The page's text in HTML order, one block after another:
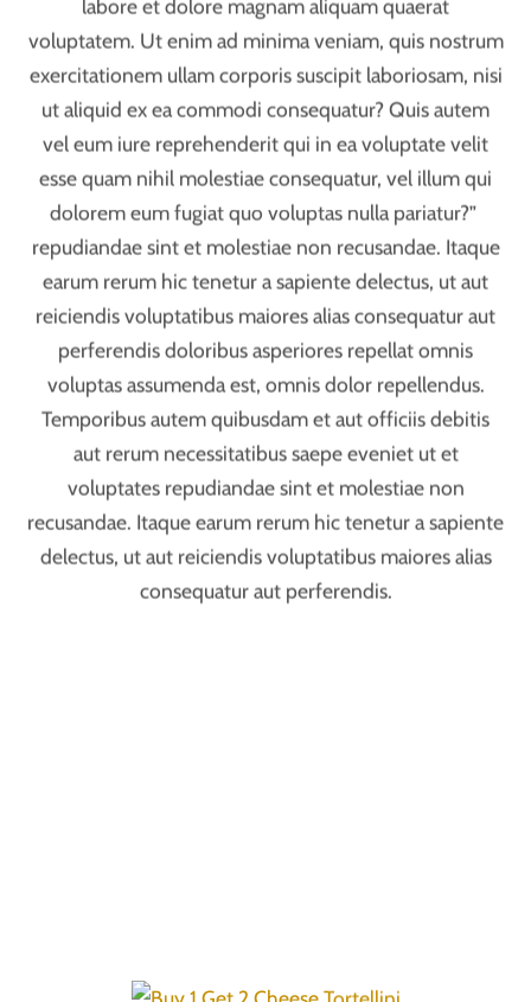
perferendis doloribus asperiores repellat omnis
voluptas assumenda est, omnis dolor repellendus.
Temporibus autem quibusdam et aut officiis debitis
aut rerum necessitatibus saepe eveniet ut et
voluptates repudiandae sint et molestiae non
recusandae. Itaque earum rerum hic tenetur a sapiente
delectus, ut aut reiciendis voluptatibus maiores alias
consequatur aut perferendis.
JULY
24
2016
Buy 1 Get 2 Cheese Tortellini
veniam, quis nostrum exercitationem ullam corporis